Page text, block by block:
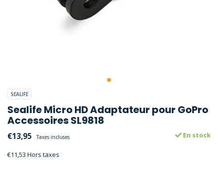
SEALIFE
Sealife Micro HD Adaptateur pour GoPro
Accessoires SL9818
€13,95 Taxes incluses
€11,53 Hors taxes
En stock